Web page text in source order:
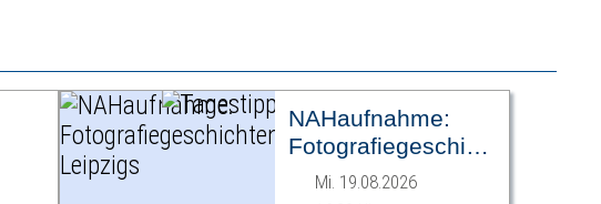
NAHaufnahme:
Fotografiegeschichten
Leipzigs
Mi. 19.08.2026